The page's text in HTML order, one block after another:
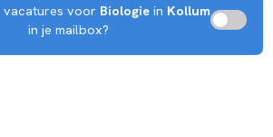
vacatures voor Biologie in Kollum
in je mailbox?